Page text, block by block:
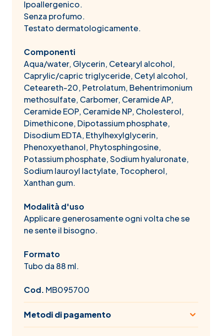
Ipoallergenico.
Senza profumo.
Testato dermatologicamente.
Componenti
Aqua/water, Glycerin, Cetearyl alcohol,
Caprylic/capric triglyceride, Cetyl alcohol,
Ceteareth-20, Petrolatum, Behentrimonium
methosulfate, Carbomer, Ceramide AP,
Ceramide EOP, Ceramide NP, Cholesterol,
Dimethicone, Dipotassium phosphate,
Disodium EDTA, Ethylhexylglycerin,
Phenoxyethanol, Phytosphingosine,
Potassium phosphate, Sodium hyaluronate,
Sodium lauroyl lactylate, Tocopherol,
Xanthan gum.
Modalità d'uso
Applicare generosamente ogni volta che se
ne sente il bisogno.
Formato
Tubo da 88 ml.
Cod. MB095700
Metodi di pagamento